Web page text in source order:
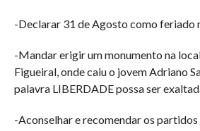
-Declarar 31 de Agosto como feriado
-Mandar erigir um monumento na
Figueiral, onde caiu o jovem Adriano
palavra LIBERDADE possa ser
-Aconselhar e recomendar os